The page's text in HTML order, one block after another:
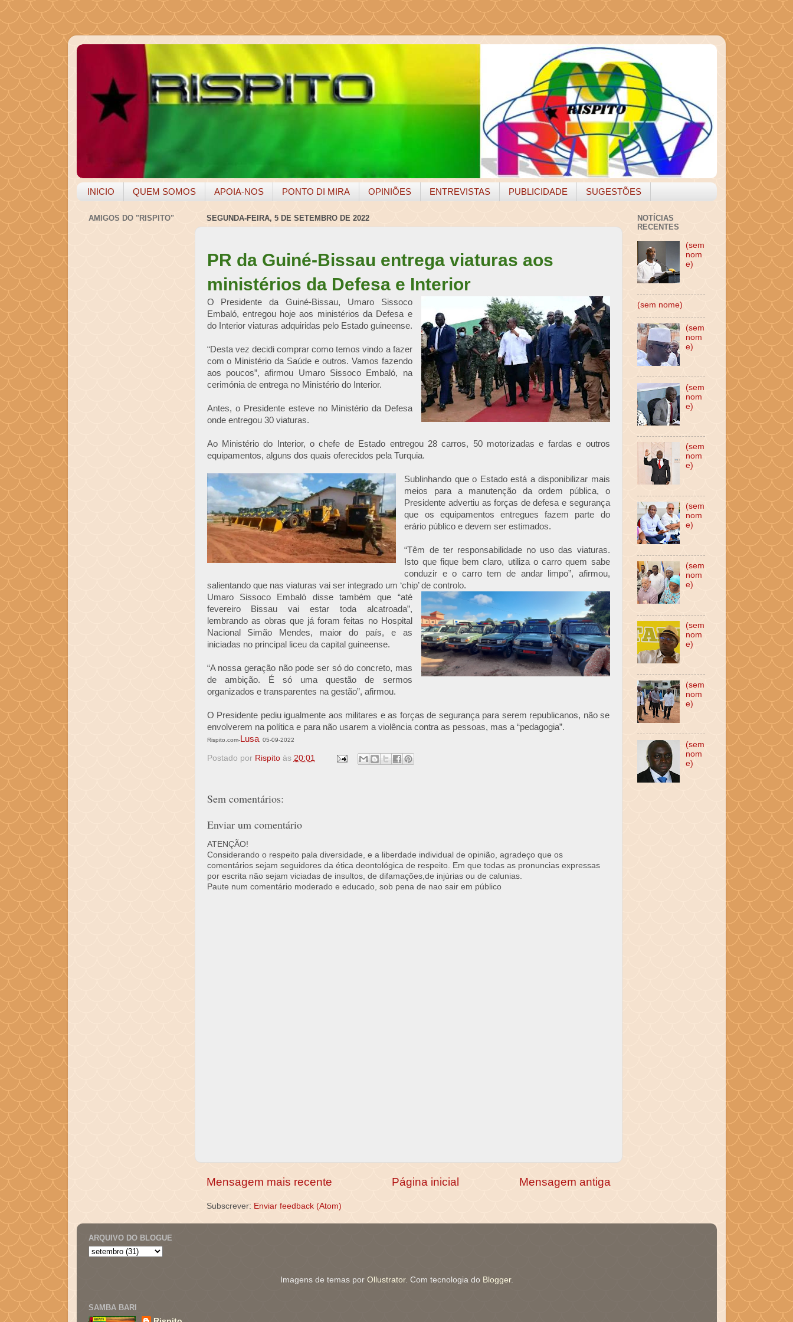
INICIO QUEM SOMOS APOIA-NOS PONTO DI MIRA OPINIÕES ENTREVISTAS PUBLICIDADE SUGESTÕES
SEGUNDA-FEIRA, 5 DE SETEMBRO DE 2022
PR da Guiné-Bissau entrega viaturas aos
ministérios da Defesa e Interior
O Presidente da Guiné-Bissau, Umaro Sissoco
Embaló, entregou hoje aos ministérios da Defesa e
do Interior viaturas adquiridas pelo Estado guineense.
“Desta vez decidi comprar como temos vindo a fazer
com o Ministério da Saúde e outros. Vamos fazendo
aos poucos”, afirmou Umaro Sissoco Embaló, na
cerimónia de entrega no Ministério do Interior.
Antes, o Presidente esteve no Ministério da Defesa
onde entregou 30 viaturas.
Ao Ministério do Interior, o chefe de Estado entregou 28 carros, 50 motorizadas e fardas e outros
equipamentos, alguns dos quais oferecidos pela Turquia.
Sublinhando que o Estado está a disponibilizar mais
meios para a manutenção da ordem pública, o
Presidente advertiu as forças de defesa e segurança
que os equipamentos entregues fazem parte do
erário público e devem ser estimados.
“Têm de ter responsabilidade no uso das viaturas.
Isto que fique bem claro, utiliza o carro quem sabe
conduzir e o carro tem de andar limpo”, afirmou,
salientando que nas viaturas vai ser integrado um ‘chip’ de controlo.
Umaro Sissoco Embaló disse também que “até
fevereiro Bissau vai estar toda alcatroada”,
lembrando as obras que já foram feitas no Hospital
Nacional Simão Mendes, maior do país, e as
iniciadas no principal liceu da capital guineense.
“A nossa geração não pode ser só do concreto, mas
de ambição. É só uma questão de sermos
organizados e transparentes na gestão”, afirmou.
O Presidente pediu igualmente aos militares e as forças de segurança para serem republicanos, não se
envolverem na política e para não usarem a violência contra as pessoas, mas a “pedagogia”.
Rispito.com-Lusa, 05-09-2022
Postado por Rispito às 20:01
Sem comentários:
Enviar um comentário
ATENÇÃO!
Considerando o respeito pala diversidade, e a liberdade individual de opinião, agradeço que os
comentários sejam seguidores da ética deontológica de respeito. Em que todas as pronuncias expressas
por escrita não sejam viciadas de insultos, de difamações,de injúrias ou de calunias.
Paute num comentário moderado e educado, sob pena de nao sair em público
Mensagem mais recente Mensagem antiga
Página inicial
Subscrever: Enviar feedback (Atom)
AMIGOS DO "RISPITO"
NOTÍCIAS
RECENTES
(sem
nom
e)
(sem nome)
(sem
nom
e)
(sem
nom
e)
(sem
nom
e)
(sem
nom
e)
(sem
nom
e)
(sem
nom
e)
(sem
nom
e)
(sem
nom
e)
ARQUIVO DO BLOGUE
Imagens de temas por Ollustrator. Com tecnologia do Blogger.
SAMBA BARI